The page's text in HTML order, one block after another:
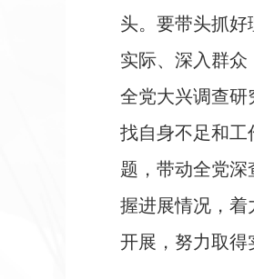
头。要带头抓
实际、深入群
全党大兴调查研
找自身不足和工
题，带动全党
握进展情况，着
开展，努力取得